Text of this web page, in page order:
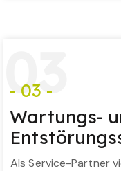
03
- 03 -
Wartungs-
Als Service-Partner